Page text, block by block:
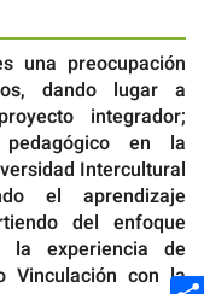
una preocupación
dando lugar a
integrador;
pedagógico en la
Intercultural
el aprendizaje
del enfoque
la experiencia de
Vinculación con la